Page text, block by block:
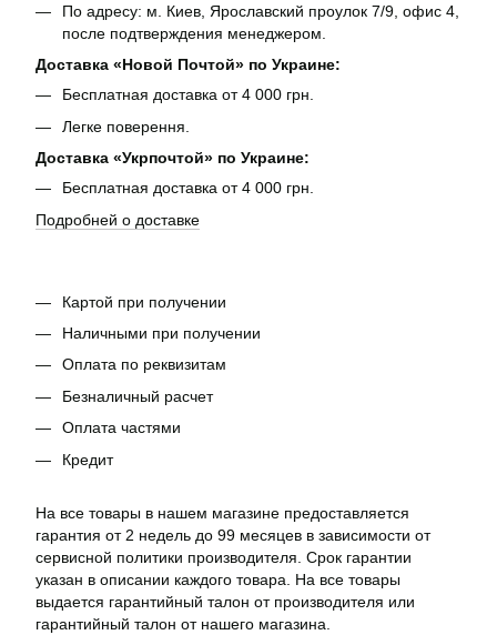
По адресу: м. Киев, Ярославский проулок 7/9, офис 4,
после подтверждения менеджером.
Доставка «Новой Почтой» по Украине:
Бесплатная доставка от 4 000 грн.
Легке поверення.
Доставка «Укрпочтой» по Украине:
Бесплатная доставка от 4 000 грн.
Подробней о доставке
Картой при получении
Наличными при получении
Оплата по реквизитам
Безналичный расчет
Оплата частями
Кредит
На все товары в нашем магазине предоставляется
гарантия от 2 недель до 99 месяцев в зависимости от
сервисной политики производителя. Срок гарантии
указан в описании каждого товара. На все товары
выдается гарантийный талон от производителя или
гарантийный талон от нашего магазина.